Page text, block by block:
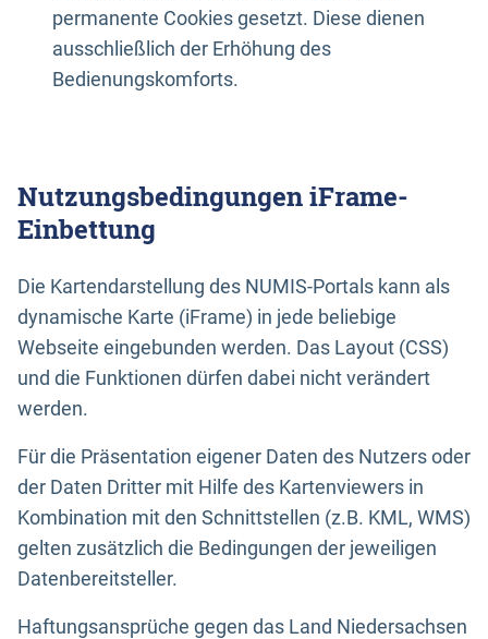
permanente Cookies gesetzt. Diese dienen
ausschließlich der Erhöhung des
Bedienungskomforts.
Nutzungsbedingungen iFrame-
Einbettung
Die Kartendarstellung des NUMIS-Portals kann als
dynamische Karte (iFrame) in jede beliebige
Webseite eingebunden werden. Das Layout (CSS)
und die Funktionen dürfen dabei nicht verändert
werden.
Für die Präsentation eigener Daten des Nutzers oder
der Daten Dritter mit Hilfe des Kartenviewers in
Kombination mit den Schnittstellen (z.B. KML, WMS)
gelten zusätzlich die Bedingungen der jeweiligen
Datenbereitsteller.
Haftungsansprüche gegen das Land Niedersachsen